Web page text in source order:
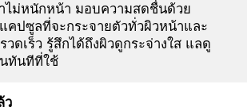
ไม่หนักหน้า มอบความสดชื่นด้วย
คปซูลที่จะกระจายตัวทั่วผิวหน้าและ
ดเร็ว รู้สึกได้ถึงผิวดูกระจ่างใส แลดู
ทันทีที่ใช้
ว